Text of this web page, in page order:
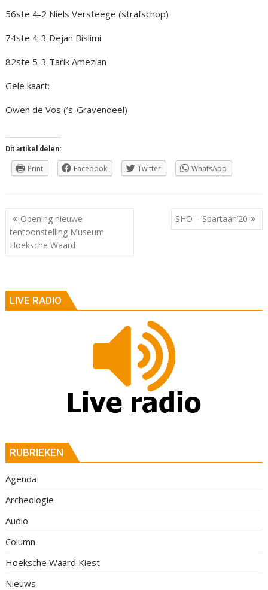
56ste 4-2 Niels Versteege (strafschop)
74ste 4-3 Dejan Bislimi
82ste 5-3 Tarik Amezian
Gele kaart:
Owen de Vos (’s-Gravendeel)
Dit artikel delen:
Print Facebook Twitter WhatsApp
Berichtnavigatie
Opening nieuwe
tentoonstelling Museum
Hoeksche Waard
SHO – Spartaan’20
LIVE RADIO
RUBRIEKEN
Agenda
Archeologie
Audio
Column
Hoeksche Waard Kiest
Nieuws